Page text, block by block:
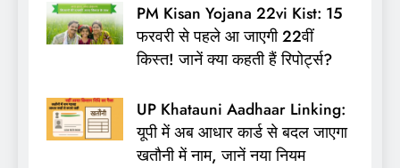
PM Kisan Yojana 22vi Kist: 15
फरवरी से पहले आ जाएगी 22वीं
किस्त! जानें क्या कहती हैं रिपोर्ट्स?
UP Khatauni Aadhaar Linking:
यूपी में अब आधार कार्ड से बदल जाएगा
खतौनी में नाम, जानें नया नियम